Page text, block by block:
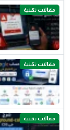
مقالات تقنية
مقالات تقنية
مقالات تقنية